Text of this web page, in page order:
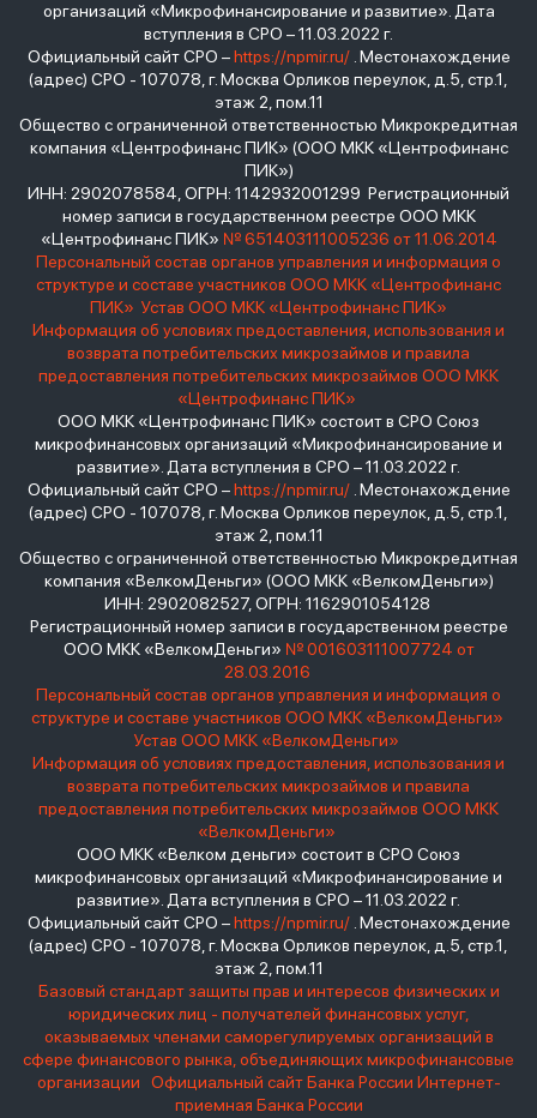
организаций «Микрофинансирование и развитие». Дата
вступления в СРО – 11.03.2022 г.
Официальный сайт СРО –https://npmir.ru/. Местонахождение
(адрес) СРО - 107078, г. Москва Орликов переулок, д.5, стр.1,
этаж 2, пом.11
Общество с ограниченной ответственностью Микрокредитная
компания «Центрофинанс ПИК» (ООО МКК «Центрофинанс
ПИК»)
ИНН: 2902078584, ОГРН: 1142932001299 Регистрационный
номер записи в государственном реестре ООО МКК
«Центрофинанс ПИК» № 651403111005236 от 11.06.2014
Персональный состав органов управления и информация о
структуре и составе участников ООО МКК «Центрофинанс
ПИК» Устав ООО МКК «Центрофинанс ПИК»
Информация об условиях предоставления, использования и
возврата потребительских микрозаймов и правила
предоставления потребительских микрозаймов ООО МКК
«Центрофинанс ПИК»
ООО МКК «Центрофинанс ПИК» состоит в СРО Союз
микрофинансовых организаций «Микрофинансирование и
развитие». Дата вступления в СРО – 11.03.2022 г.
Официальный сайт СРО –https://npmir.ru/. Местонахождение
(адрес) СРО - 107078, г. Москва Орликов переулок, д.5, стр.1,
этаж 2, пом.11
Общество с ограниченной ответственностью Микрокредитная
компания «ВелкомДеньги» (ООО МКК «ВелкомДеньги»)
ИНН: 2902082527, ОГРН: 1162901054128
Регистрационный номер записи в государственном реестре
ООО МКК «ВелкомДеньги» № 001603111007724 от
28.03.2016
Персональный состав органов управления и информация о
структуре и составе участников ООО МКК «ВелкомДеньги»
Устав ООО МКК «ВелкомДеньги»
Информация об условиях предоставления, использования и
возврата потребительских микрозаймов и правила
предоставления потребительских микрозаймов ООО МКК
«ВелкомДеньги»
ООО МКК «Велком деньги» состоит в СРО Союз
микрофинансовых организаций «Микрофинансирование и
развитие». Дата вступления в СРО – 11.03.2022 г.
Официальный сайт СРО –https://npmir.ru/. Местонахождение
(адрес) СРО - 107078, г. Москва Орликов переулок, д.5, стр.1,
этаж 2, пом.11
Базовый стандарт защиты прав и интересов физических и
юридических лиц - получателей финансовых услуг,
оказываемых членами саморегулируемых организаций в
сфере финансового рынка, объединяющих микрофинансовые
организации
Официальный сайт Банка России Интернет-
приемная Банка России